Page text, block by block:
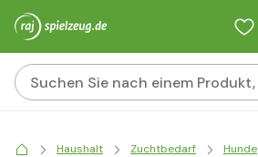
Haushalt Zuchtbedarf Hunde